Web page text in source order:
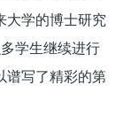
大学的博士研究
学生继续进行
谱写了精彩的第